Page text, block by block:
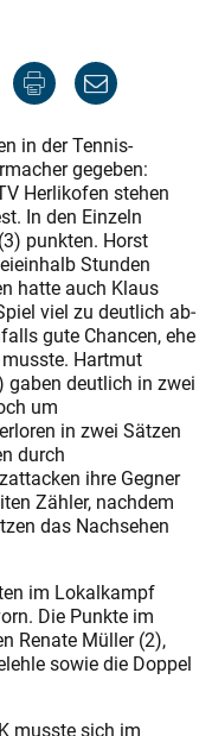
in der Tennis-
gegeben:
­Herlikofen stehen
In den Einzeln
punkten. Horst
Stunden
hatte auch Klaus
viel zu deutlich ab­
gute Chancen, ehe
Hartmut
gaben deutlich in zwei
um
in zwei Sätzen
durch
ihre Gegner
Zähler, nachdem
das Nachsehen
im Lokalkampf
Die Punkte im
Renate Müller (2),
sowie die Doppel
musste sich im